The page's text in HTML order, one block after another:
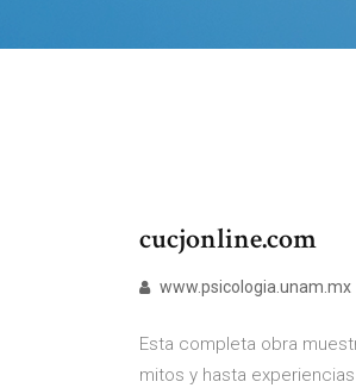
cucjonline.com
www.psicologia.unam.mx
Esta completa obra
mitos y hasta